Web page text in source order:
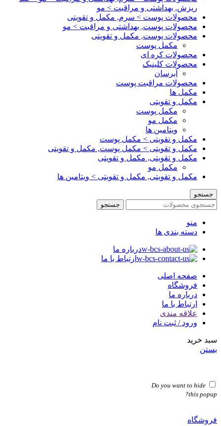
ریزش, بهداشتی و مراقبت > مو
محصولات پوست > سرم, مکمل و تقویتی
محصولات پوست, بهداشتی و مراقبت > مو
محصولات پوست, مکمل و تقویتی
مکمل پوست
محصولات کره ای
محصولات کلینیک
آبرسان
محصولات مراقبت پوست
مکمل ها
مکمل و تقویتی
مکمل پوست
مکمل مو
ویتامین ها
مکمل و تقویتی > مکمل پوست
مکمل و تقویتی > مکمل پوست, مکمل و تقویتی
مکمل و تقویتی, مکمل و تقویتی
مکمل مو
مکمل و تقویتی, مکمل و تقویتی > ویتامین ها
جستجو
جستجو
منو
دسته بندی ها
درباره ما
ارتباط با ما
صفحه اصلی
فروشگاه
درباره ما
ارتباط با ما
علاقه مندی
ورود / ثبت نام
سبد خرید
بستن
Do you want to hide
this popup?
فروشگاه